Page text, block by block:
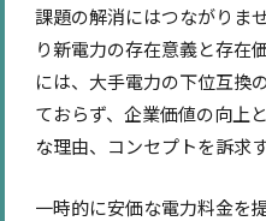
課題の解消にはつながりま
り新電力の存在意義と存在
には、大手電力の下位互換
ておらず、企業価値の向上
な理由、コンセプトを訴求
一時的に安価な電力料金を